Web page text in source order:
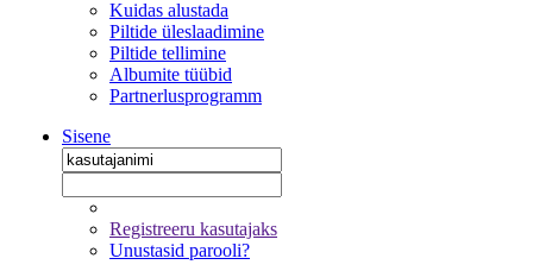
Kuidas alustada
Piltide üleslaadimine
Piltide tellimine
Albumite tüübid
Partnerlusprogramm
Sisene
Registreeru kasutajaks
Unustasid parooli?